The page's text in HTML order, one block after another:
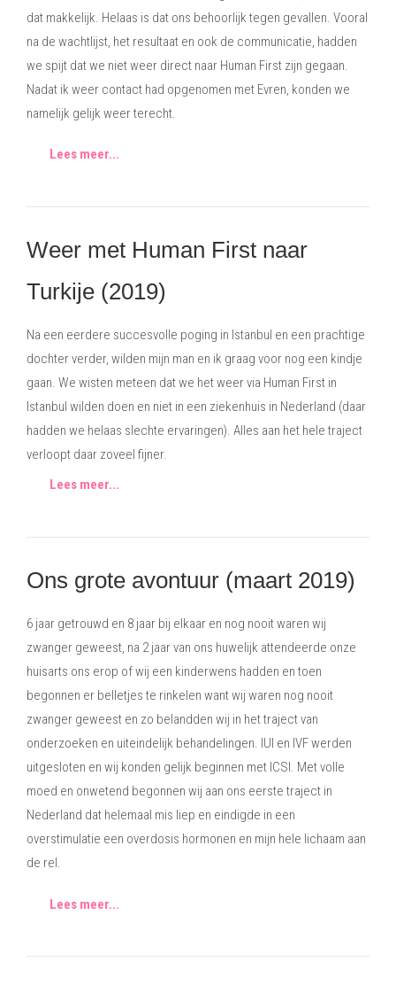
dat makkelijk. Helaas is dat ons behoorlijk tegen gevallen. Vooral
na de wachtlijst, het resultaat en ook de communicatie, hadden
we spijt dat we niet weer direct naar Human First zijn gegaan.
Nadat ik weer contact had opgenomen met Evren, konden we
namelijk gelijk weer terecht.
Lees meer...
Weer met Human First naar
Turkije (2019)
Na een eerdere succesvolle poging in Istanbul en een prachtige
dochter verder, wilden mijn man en ik graag voor nog een kindje
gaan. We wisten meteen dat we het weer via Human First in
Istanbul wilden doen en niet in een ziekenhuis in Nederland (daar
hadden we helaas slechte ervaringen). Alles aan het hele traject
verloopt daar zoveel fijner.
Lees meer...
Ons grote avontuur (maart 2019)
6 jaar getrouwd en 8 jaar bij elkaar en nog nooit waren wij
zwanger geweest, na 2 jaar van ons huwelijk attendeerde onze
huisarts ons erop of wij een kinderwens hadden en toen
begonnen er belletjes te rinkelen want wij waren nog nooit
zwanger geweest en zo belandden wij in het traject van
onderzoeken en uiteindelijk behandelingen. IUI en IVF werden
uitgesloten en wij konden gelijk beginnen met ICSI. Met volle
moed en onwetend begonnen wij aan ons eerste traject in
Nederland dat helemaal mis liep en eindigde in een
overstimulatie een overdosis hormonen en mijn hele lichaam aan
de rel.
Lees meer...